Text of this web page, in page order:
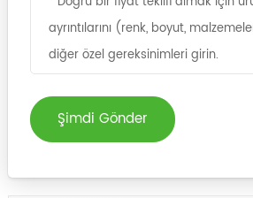
Şimdi Gönder